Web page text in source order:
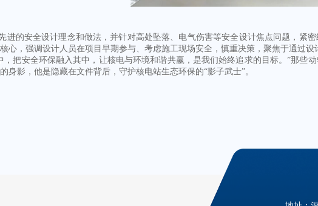
进的安全设计理念和做法，并针对高处坠落、电气伤害等安全设计焦点问题，紧
心，强调设计人员在项目早期参与、考虑施工现场安全，慎重决策，聚焦于通过
安全环保融入其中，让核电与环境和谐共赢，是我们始终追求的目标。”那些
身影，他是隐藏在文件背后，守护核电站生态环保的“影子武士”。